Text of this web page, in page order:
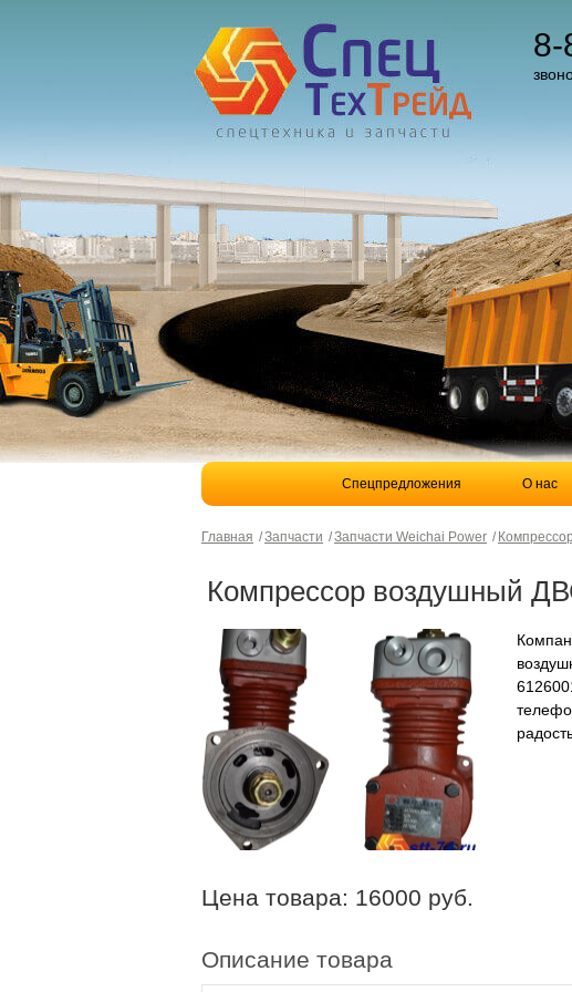
8-
Спецпредложения О нас
Главная Запчасти Запчасти Weichai Power
Компрессор воздушный
Цена товара: 16000 руб.
Описание товара